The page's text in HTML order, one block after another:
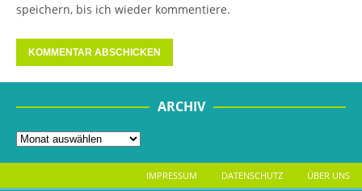
speichern, bis ich wieder kommentiere.
ARCHIV
IMPRESSUM DATENSCHUTZ ÜBER UNS